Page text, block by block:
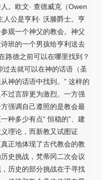
。欧文· 查德威克（Owen
公是亨利· 沃滕爵士。亨
观一个神父的教会。神父
班的一个男孩给亨利送去
路德之前可以在哪里找到？
过去就可以在神的话语（圣
神的话语中找到。” 这样的
过言辞更为激烈。一方强
强调自己遵照的是教会最
种多少有点“ 恒稳的”、建
理论，而新教又试图证
正地体现了古代教会的教
史挑战，梵蒂冈二次会议
历史的部分挑战在于寻找